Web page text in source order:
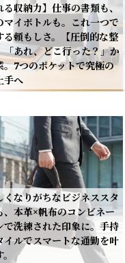
る収納力】仕事の書類も、
マイボトルも。これ一つで
る頼もしさ。【圧倒的な整
「あれ、どこ行った？」か
。7つのポケットで究極の
手へ
くなりがちなビジネススタ
、本革×帆布のコンビネー
で洗練された印象に。手持
イルでスマートな通勤を叶